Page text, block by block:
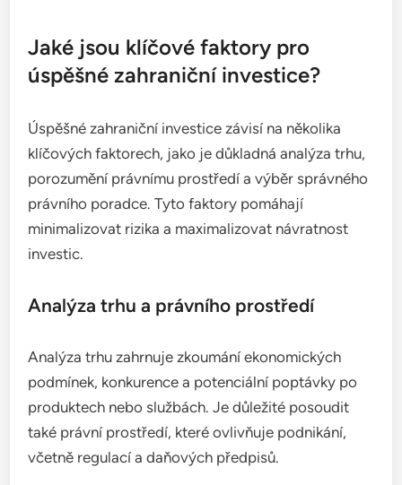
Jaké jsou klíčové faktory pro
úspěšné zahraniční investice?
Úspěšné zahraniční investice závisí na několika
klíčových faktorech, jako je důkladná analýza trhu,
porozumění právnímu prostředí a výběr správného
právního poradce. Tyto faktory pomáhají
minimalizovat rizika a maximalizovat návratnost
investic.
Analýza trhu a právního prostředí
Analýza trhu zahrnuje zkoumání ekonomických
podmínek, konkurence a potenciální poptávky po
produktech nebo službách. Je důležité posoudit
také právní prostředí, které ovlivňuje podnikání,
včetně regulací a daňových předpisů.